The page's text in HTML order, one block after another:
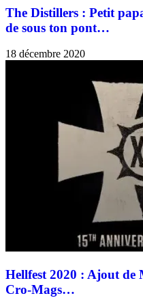
The Distillers : Petit
de sous ton pont…
18 décembre 2020
Hellfest 2020 : Ajout de
Cro-Mags…